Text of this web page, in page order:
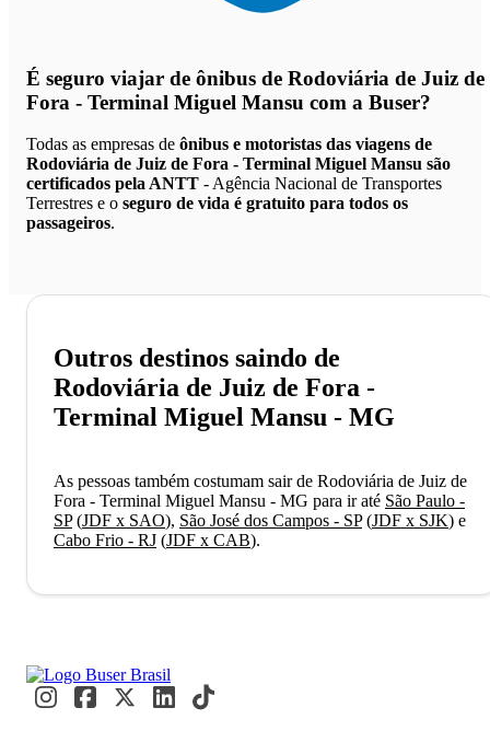
É seguro viajar de ônibus de Rodoviária de Juiz de
Fora - Terminal Miguel Mansu com a Buser?
Todas as empresas de ônibus e motoristas das viagens de
Rodoviária de Juiz de Fora - Terminal Miguel Mansu são
certificados pela ANTT - Agência Nacional de Transportes
Terrestres e o seguro de vida é gratuito para todos os
passageiros.
Outros destinos saindo de
Rodoviária de Juiz de Fora -
Terminal Miguel Mansu - MG
As pessoas também costumam sair de Rodoviária de Juiz de
Fora - Terminal Miguel Mansu - MG para ir até São Paulo -
SP(JDF x SAO), São José dos Campos - SP(JDF x SJK) e
Cabo Frio - RJ (JDF x CAB).